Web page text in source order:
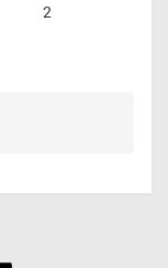
2